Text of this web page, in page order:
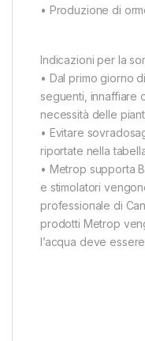
• Produzione di
Indicazioni per la
• Dal primo giorno
seguenti, innaffiare
necessità delle
• Evitare
riportate nella
• Metrop supporta
e stimolatori
professionale di
prodotti Metrop
l’acqua deve